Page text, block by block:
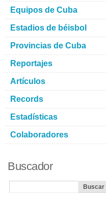
Equipos de Cuba
Estadios de béisbol
Provincias de Cuba
Reportajes
Artículos
Records
Estadísticas
Colaboradores
Buscador